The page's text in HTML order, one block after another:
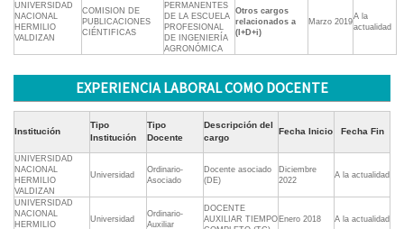
UNIVERSIDAD
NACIONAL
HERMILIO
VALDIZAN
COMISION DE
PUBLICACIONES
CIÉNTIFICAS
PERMANENTES
DE LA ESCUELA
PROFESIONAL
DE INGENIERÍA
AGRONÓMICA
Otros cargos
relacionados a
(I+D+i)
Marzo 2019
A la
actualidad
EXPERIENCIA LABORAL COMO DOCENTE
Institución
Tipo
Institución
Tipo
Docente
Descripción del
cargo
Fecha Inicio Fecha Fin
UNIVERSIDAD
NACIONAL
HERMILIO
VALDIZAN
Universidad
Ordinario-
Asociado
Docente asociado
(DE)
Diciembre
2022
A la actualidad
UNIVERSIDAD
NACIONAL
HERMILIO
Universidad
Ordinario-
Auxiliar
DOCENTE
AUXILIAR TIEMPO Enero 2018 A la actualidad